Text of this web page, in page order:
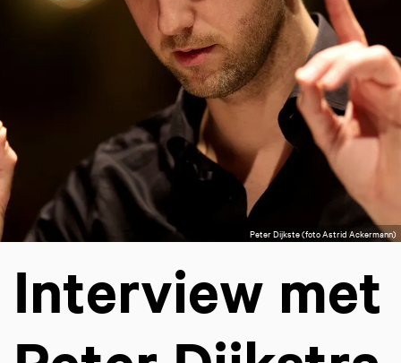
Peter Dijkste (foto Astrid Ackermann)
Interview met